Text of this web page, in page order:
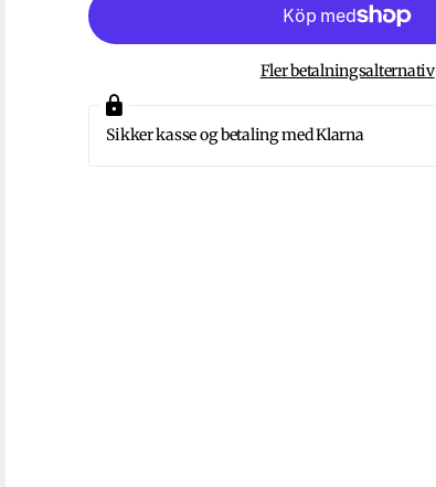
Fler betalningsalternativ
Sikker kasse og betaling med Klarna